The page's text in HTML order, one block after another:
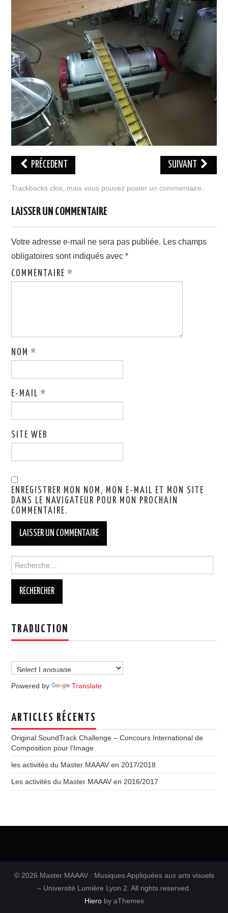
RÉCOMPENSES
TAXE D’APPRENTISSAGE
SITES COMPOSITEURS
PRÉCEDENT SUIVANT
Trackbacks clos, mais vous pouvez poster un commentaire
LAISSER UN COMMENTAIRE
Votre adresse e-mail ne sera pas publiée. Les champs
obligatoires sont indiqués avec*
COMMENTAIRE*
NOM*
E-MAIL*
SITE WEB
ENREGISTRER MON NOM, MON E-MAIL ET MON SITE
DANS LE NAVIGATEUR POUR MON PROCHAIN
COMMENTAIRE.
TRADUCTION
Powered by Translate
ARTICLES RÉCENTS
Original SoundTrack Challenge – Concours International de
Composition pour l’Image
les activités du Master MAAAV en 2017/2018
Les activités du Master MAAAV en 2016/2017
© 2026 Master MAAAV : Musiques Appliquées aux arts visuels
– Université Lumière Lyon 2. All rights reserved.
Hieroby aThemes